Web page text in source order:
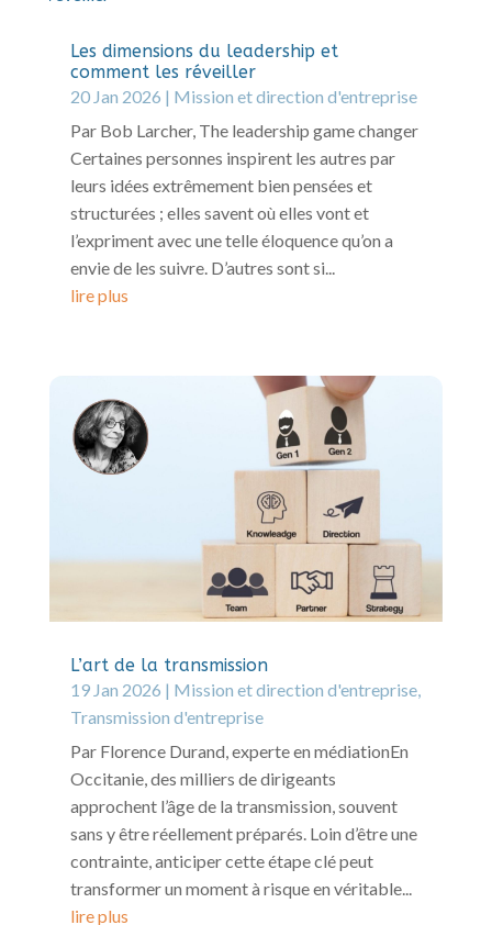
Les dimensions du leadership et
comment les réveiller
20 Jan 2026 | Mission et direction d'entreprise
Par Bob Larcher, The leadership game changer
Certaines personnes inspirent les autres par
leurs idées extrêmement bien pensées et
structurées ; elles savent où elles vont et
l’expriment avec une telle éloquence qu’on a
envie de les suivre. D’autres sont si...
lire plus
L’art de la transmission
19 Jan 2026 | Mission et direction d'entreprise,
Transmission d'entreprise
Par Florence Durand, experte en médiationEn
Occitanie, des milliers de dirigeants
approchent l’âge de la transmission, souvent
sans y être réellement préparés. Loin d’être une
contrainte, anticiper cette étape clé peut
transformer un moment à risque en véritable...
lire plus